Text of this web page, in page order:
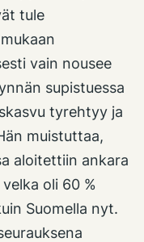
tule
vain nousee
supistuessa
tyrehtyy ja
muistuttaa,
aloitettiin ankara
oli 60 %
Suomella nyt.